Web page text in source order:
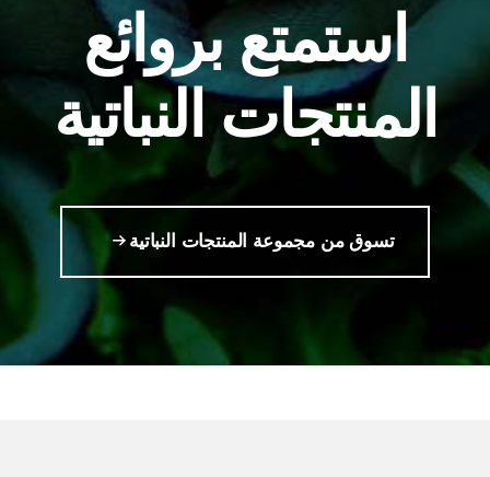
استمتع بروائع
المنتجات النباتية
تسوق من مجموعة المنتجات النباتية